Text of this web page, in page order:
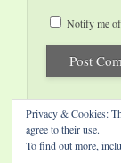
Notify me
Privacy & Cookies:
agree to their use.
To find out more,